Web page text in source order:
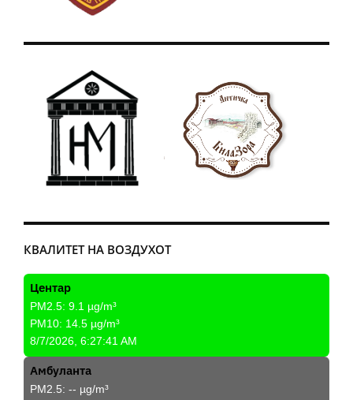
КВАЛИТЕТ НА ВОЗДУХОТ
Центар
PM2.5: 9.1 µg/m³
PM10: 14.5 µg/m³
8/7/2026, 6:27:41 AM
Амбуланта
PM2.5: -- µg/m³